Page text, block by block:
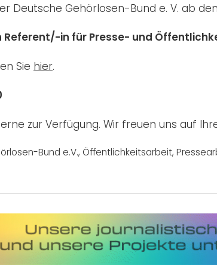
Deutsche Gehörlosen-Bund e. V. ab
Referent/-in für Presse- und
Sie hier.
zur Verfügung. Wir freuen uns auf
Bund e.V., Öffentlichkeitsarbeit,